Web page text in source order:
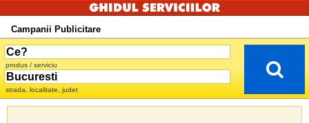
Campanii Publicitare
produs / serviciu
strada, localitate, judet